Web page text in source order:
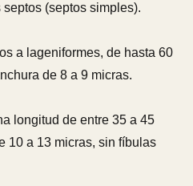
(septos simples).
a lageniformes, de hasta 60
de 8 a 9 micras.
longitud de entre 35 a 45
10 a 13 micras, sin fíbulas